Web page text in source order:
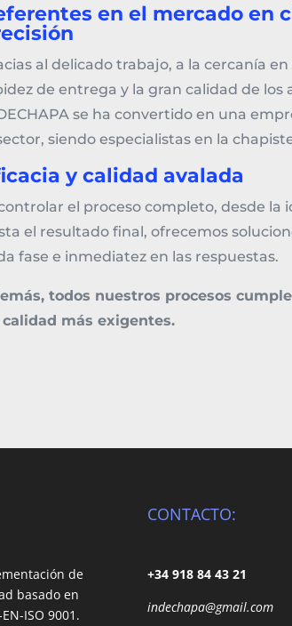
en el mercado en
al delicado trabajo, a la cercanía en
de entrega y la gran calidad de los
se ha convertido en una
siendo especialistas en la
y calidad avalada
el proceso completo, desde la
el resultado final, ofrecemos
fase e inmediatez en las respuestas.
todos nuestros procesos
más exigentes.
de
basado en
ISO 9001.
CONTACTO:
+34 918 84 43 21
indechapa@gmail.com